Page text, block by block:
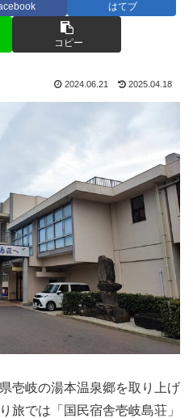
はてブ
コピー
2024.06.21 2025.04.18
壱岐の湯本温泉郷を取り上げ
旅では「国民宿舎壱岐島荘」